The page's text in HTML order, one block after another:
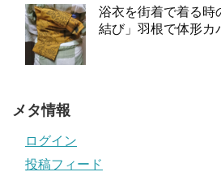
浴衣を街着で着る時
結び」羽根で体形カ
メタ情報
ログイン
投稿フィード